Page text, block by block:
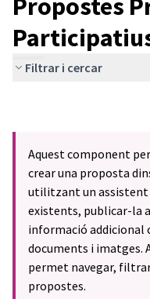
Propostes
Filtrar i cercar
Aquest component
crear una proposta
utilitzant un assistent
existents, publicar-la
informació addicional
documents i imatges.
permet navegar,
propostes.